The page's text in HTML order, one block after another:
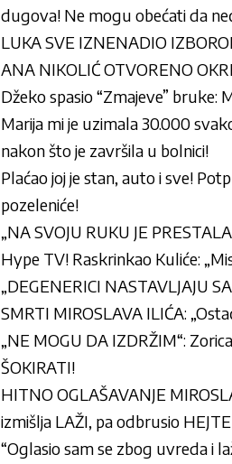
dugova! Ne mogu obećati da
LUKA SVE IZNENADIO
ANA NIKOLIĆ OTVORENO
Džeko spasio “Zmajeve”
Marija mi je uzimala 30.000
nakon što je završila u bolnici!
Plaćao joj je stan, auto i sve!
pozeleniće!
„NA SVOJU RUKU JE
Hype TV! Raskrinkao Kuliće:
„DEGENERICI NASTAVLJAJU
SMRTI MIROSLAVA ILIĆA:
„NE MOGU DA IZDRŽIM“:
ŠOKIRATI!
HITNO OGLAŠAVANJE
izmišlja LAŽI, pa odbrusio
“Oglasio sam se zbog uvreda i